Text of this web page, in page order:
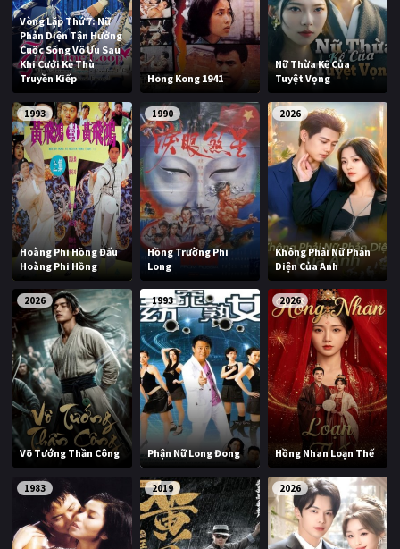
QUỐC GIA
Âu - Mỹ Trung Quốc - Hồng Kông
Hàn Quốc Nhật Bản
Ấn Độ Việt Nam
Tổng hợp
CẬP NHẬT
PHIM MỚI
PHIM BỘ
PHIM LẺ
PHIM CHIẾU RẠP
TUYỂN TẬP PHIM
BLOG
Vòng Lặp Thứ 7: Nữ
Phản Diện Tận Hưởng
Cuộc Sống Vô Ưu Sau
Khi Cưới Kẻ Thù
Truyền Kiếp
Hong Kong 1941
Nữ Thừa Kế Của
Tuyệt Vọng
1993
Hoàng Phi Hồng Đấu
Hoàng Phi Hồng
1990
Hồng Trường Phi
Long
2026
Không Phải Nữ Phản
Diện Của Anh
2026
Võ Tướng Thần Công
1993
Phận Nữ Long Đong
2026
Hồng Nhan Loạn Thế
1983 2019 2026